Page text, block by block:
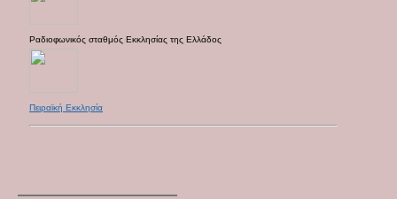
Ραδιοφωνικός σταθμός Εκκλησίας της Ελλάδος
Πειραϊκή Εκκλησία